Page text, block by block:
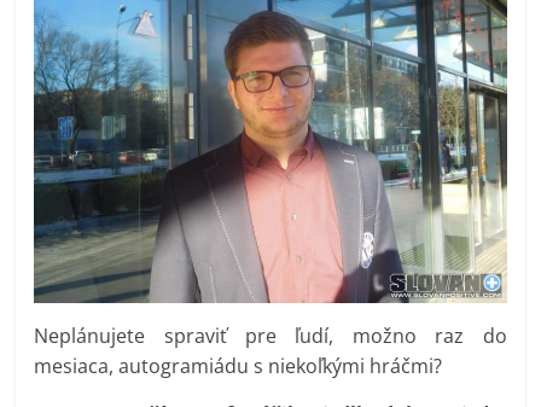
Neplánujete spraviť pre ľudí, možno raz do
mesiaca, autogramiádu s niekoľkými hráčmi?